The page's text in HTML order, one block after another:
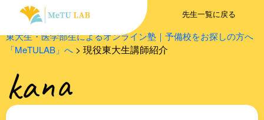
先生一覧に戻る
東大生・医学部生によるオンライン塾｜予備校をお探しの方へ
「MeTULAB」へ > 現役東大生講師紹介
kana